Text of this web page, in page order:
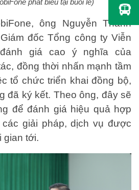
ông Nguyễn Thành
đốc Tổng công ty Viễn
giá cao ý nghĩa của
đồng thời nhấn mạnh tầm
tổ chức triển khai đồng bộ,
đã ký kết. Theo ông, đây sẽ
để đánh giá hiệu quả hợp
giải pháp, dịch vụ được
gian tới.